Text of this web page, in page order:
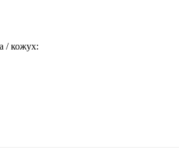
/ кожух: